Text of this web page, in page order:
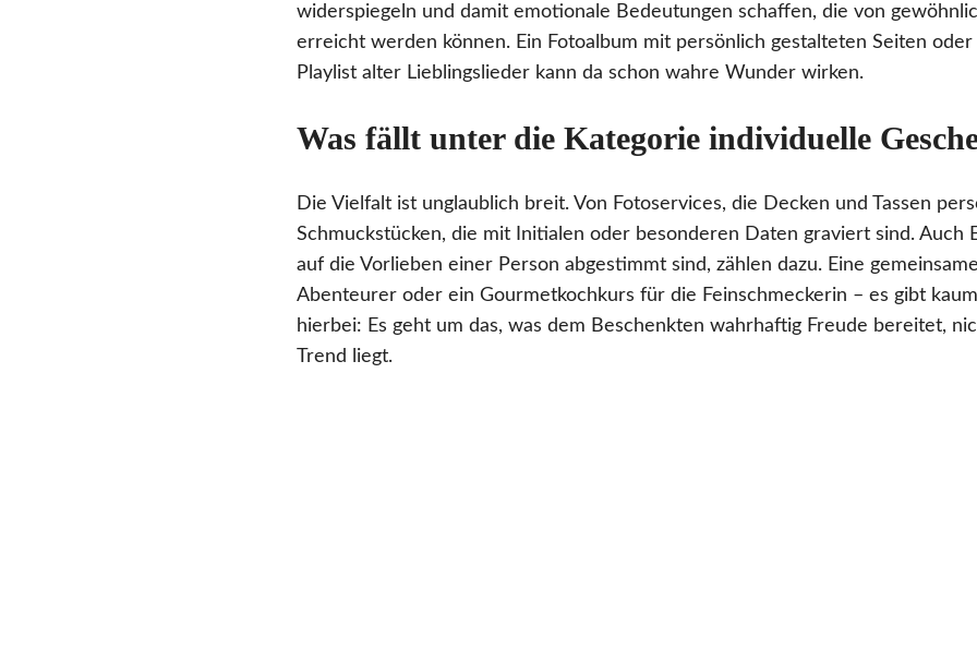
widerspiegeln und damit emotionale Bedeutungen schaffen, die von
erreicht werden können. Ein Fotoalbum mit persönlich gestalteten Seiten
Playlist alter Lieblingslieder kann da schon wahre Wunder wirken.
Was fällt unter die Kategorie individuelle
Die Vielfalt ist unglaublich breit. Von Fotoservices, die Decken und Tassen
Schmuckstücken, die mit Initialen oder besonderen Daten graviert sind. Auch
auf die Vorlieben einer Person abgestimmt sind, zählen dazu. Eine
Abenteurer oder ein Gourmetkochkurs für die Feinschmeckerin – es gibt
hierbei: Es geht um das, was dem Beschenkten wahrhaftig Freude bereitet,
Trend liegt.